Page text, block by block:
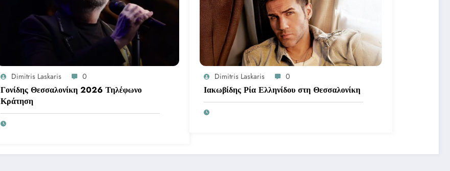
Dimitris Laskaris 0
Γονίδης Θεσσαλονίκη 2026 Τηλέφωνο
Κράτηση
Dimitris Laskaris 0
Ιακωβίδης Ρία Ελληνίδου στη Θεσσαλονίκη